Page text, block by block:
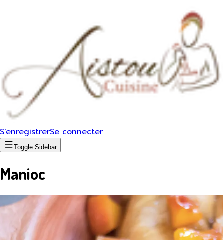
S'enregistrerSe connecter
Toggle Sidebar
Manioc